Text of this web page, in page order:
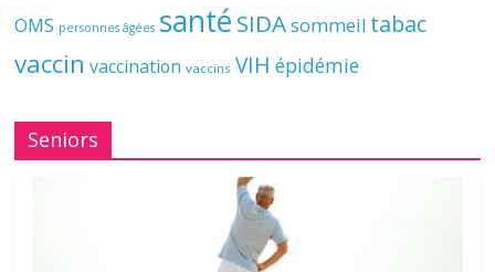
OMS personnes âgées santé SIDAsommeil tabac
vaccin vaccination vaccins VIH épidémie
Seniors